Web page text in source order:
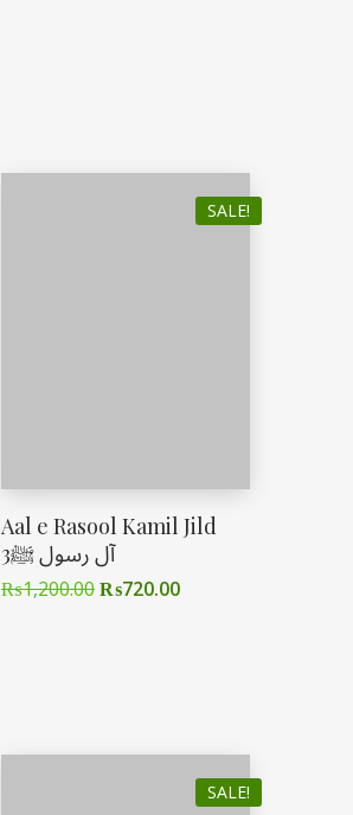
SALE!
Aal e Rasool Kamil Jild
3آل رسول ﷺ
₨1,200.00₨720.00
SALE!